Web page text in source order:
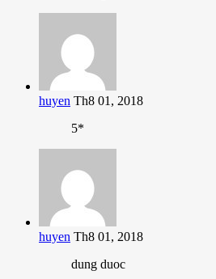
huyen Th8 01, 2018
5*
huyen Th8 01, 2018
dung duoc